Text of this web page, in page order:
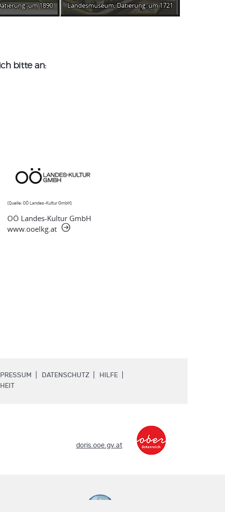
um 1890
Landesmuseum; Datierung: um 1721
bitte an:
(Quelle: OÖ Landes-Kultur GmbH)
OÖ Landes-Kultur GmbH
www.ooelkg.at
DATENSCHUTZ HILFE
.
doris.ooe.gv.at.